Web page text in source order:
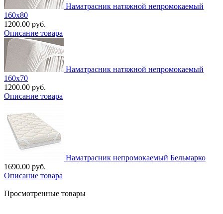
Наматрасник натяжной непромокаемый
160х80
1200.00 руб.
Описание товара
Наматрасник натяжной непромокаемый
160х70
1200.00 руб.
Описание товара
Наматрасник непромокаемый Бельмарко
1690.00 руб.
Описание товара
Просмотренные товары